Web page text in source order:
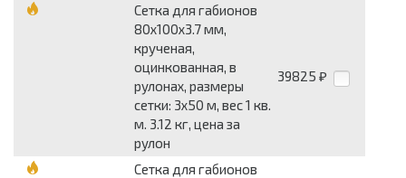
Сетка для габионов
80x100x3.7 мм,
крученая,
оцинкованная, в
рулонах, размеры
сетки: 3x50 м, вес 1 кв.
м. 3.12 кг, цена за
рулон
39825 ₽
Сетка для габионов